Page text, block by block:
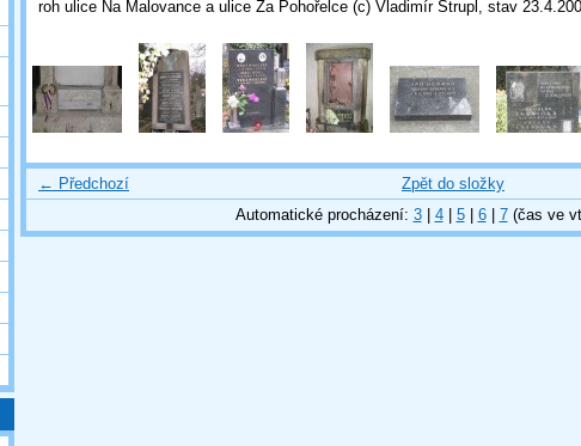
roh ulice Na Malovance a ulice Za Pohořelce (c) Vladimír Štrupl, stav
← Předchozí
Zpět do složky
Automatické procházení: 3| 4| 5| 6| 7(čas ve